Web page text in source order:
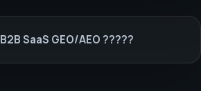
B2B SaaS GEO/AEO ?????